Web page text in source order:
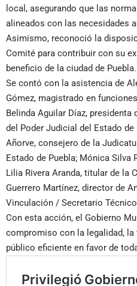
local, asegurando que las
alineados con las necesidades
Asimismo, reconoció la
Comité para contribuir con su
beneficio de la ciudad de Puebla.
Se contó con la asistencia de
Gómez, magistrado en
Belinda Aguilar Díaz,
del Poder Judicial del Estado de
Añorve, consejero de la
Estado de Puebla; Mónica Silva
Lilia Rivera Aranda, titular de la
Guerrero Martínez, director de
Vinculación / Secretario
Con esta acción, el Gobierno
compromiso con la legalidad,
público eficiente en favor de